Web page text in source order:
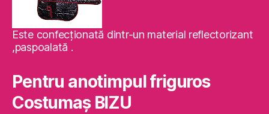
Este confecţionată dintr-un material reflectorizant
,paspoalată .
Pentru anotimpul friguros
Costumaş BIZU